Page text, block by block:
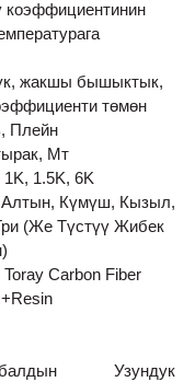
коэффициентинин
жакшы бышыктык,
төмөн
Плейн
Мт
1.5K, 6K
Алтын, Күмүш, Кызыл,
(Же Түстүү Жибек
Carbon Fiber
Узундук